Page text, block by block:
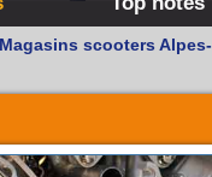
Magasins scooters Alpes-